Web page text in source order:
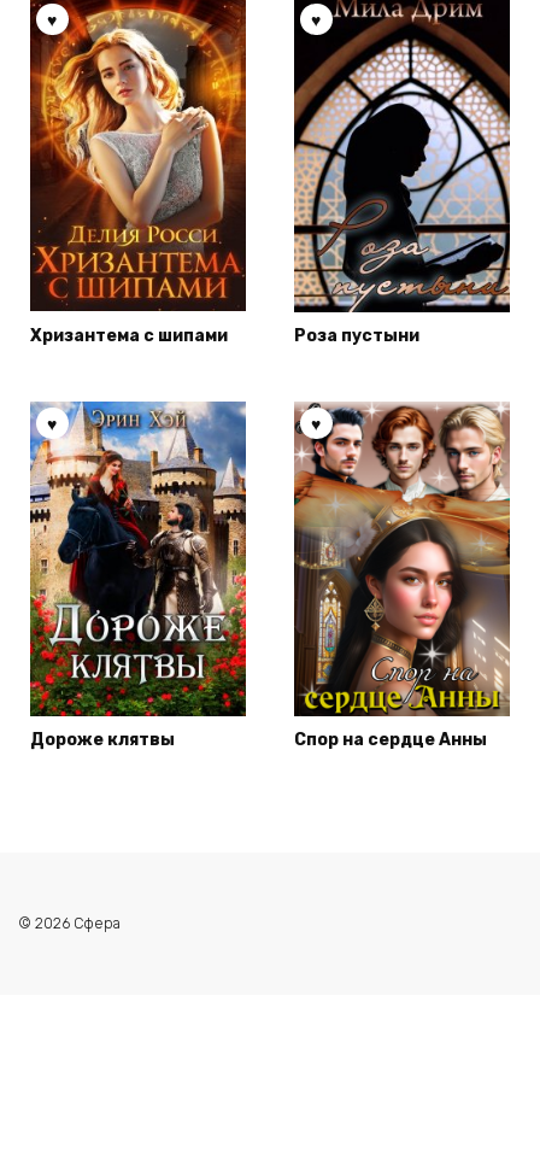
Хризантема с шипами Роза пустыни
Дороже клятвы Спор на сердце Анны
© 2026 Сфера